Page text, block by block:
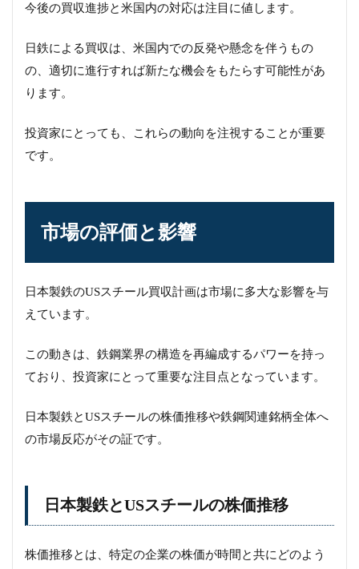
今後の買収進捗と米国内の対応は注目に値します。
日鉄による買収は、米国内での反発や懸念を伴うもの
の、適切に進行すれば新たな機会をもたらす可能性があ
ります。
投資家にとっても、これらの動向を注視することが重要
です。
市場の評価と影響
日本製鉄のUSスチール買収計画は市場に多大な影響を与
えています。
この動きは、鉄鋼業界の構造を再編成するパワーを持っ
ており、投資家にとって重要な注目点となっています。
日本製鉄とUSスチールの株価推移や鉄鋼関連銘柄全体へ
の市場反応がその証です。
日本製鉄とUSスチールの株価推移
株価推移とは、特定の企業の株価が時間と共にどのよう